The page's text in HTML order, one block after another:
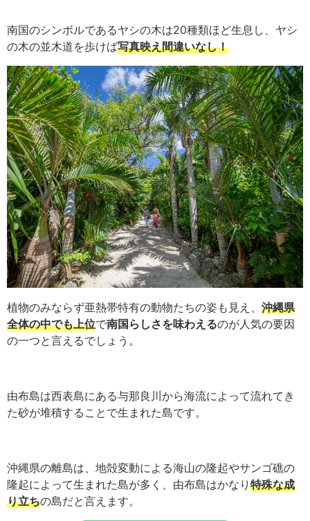
南国のシンボルであるヤシの木は20種類ほど生息し、ヤシ
の木の並木道を歩けば写真映え間違いなし！
植物のみならず亜熱帯特有の動物たちの姿も見え、 沖縄県
全体の中でも上位で南国らしさを味わえるのが人気の要因
の一つと言えるでしょう。
由布島は西表島にある与那良川から海流によって流れてき
た砂が堆積することで生まれた島です。
沖縄県の離島は、地殻変動による海山の隆起やサンゴ礁の
隆起によって生まれた島が多く、由布島はかなり 特殊な成
り立ちの島だと言えます。